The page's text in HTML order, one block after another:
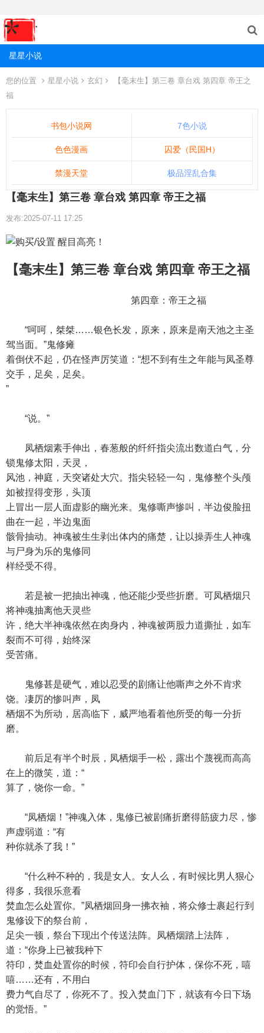
星星小说
您的位置 星星小说 玄幻
【毫末生】第三卷 章台戏 第四章 帝王之
福
书包小说网 7色小说
色色漫画 囚爱（民国H）
禁漫天堂 极品淫乱合集
【毫末生】第三卷 章台戏 第四章 帝王之福
发布:2025-07-11 17:25
【毫末生】第三卷 章台戏 第四章 帝王之福
第四章：帝王之福
“呵呵，桀桀……银色长发，原来，原来是南天池之主圣
驾当面。”鬼修瘫
着倒伏不起，仍在怪声厉笑道：“想不到有生之年能与凤圣尊
交手，足矣，足矣。
”
“说。”
凤栖烟素手伸出，春葱般的纤纤指尖流出数道白气，分
锁鬼修太阳，天灵，
风池，神庭，天突诸处大穴。指尖轻轻一勾，鬼修整个头颅
如被捏得变形，头顶
上冒出一层人面虚影的幽光来。鬼修嘶声惨叫，半边俊脸扭
曲在一起，半边鬼面
骸骨抽动。神魂被生生剥出体内的痛楚，让以操弄生人神魂
与尸身为乐的鬼修同
样经受不得。
若是被一把抽出神魂，他还能少受些折磨。可凤栖烟只
将神魂抽离他天灵些
许，绝大半神魂依然在肉身内，神魂被两股力道撕扯，如车
裂而不可得，始终深
受苦痛。
鬼修甚是硬气，难以忍受的剧痛让他嘶声之外不肯求
饶。凄厉的惨叫声，凤
栖烟不为所动，居高临下，威严地看着他所受的每一分折
磨。
前后足有半个时辰，凤栖烟手一松，露出个蔑视而高高
在上的微笑，道：“
算了，饶你一命。”
“凤栖烟！”神魂入体，鬼修已被剧痛折磨得筋疲力尽，惨
声虚弱道：“有
种你就杀了我！”
“什么种不种的，我是女人。女人么，有时候比男人狠心
得多，我很乐意看
焚血怎么处置你。”凤栖烟回身一拂衣袖，将众修士裹起行到
鬼修设下的祭台前，
足尖一顿，祭台下现出个传送法阵。凤栖烟踏上法阵，
道：“你身上已被我种下
符印，焚血处置你的时候，符印会自行护体，保你不死，嘻
嘻……还有，不用白
费力气自尽了，你死不了。投入焚血门下，就该有今日下场
的觉悟。”